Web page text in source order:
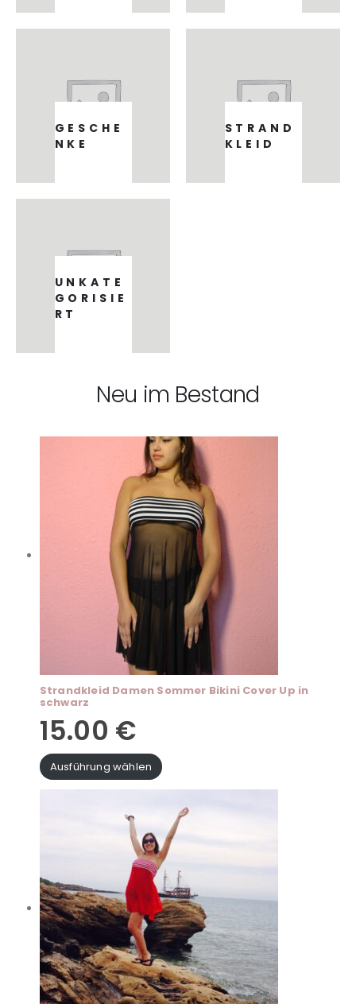
GESCHE
NKE
STRAND
KLEID
UNKATE
GORISIE
RT
Neu im Bestand
Strandkleid Damen Sommer Bikini Cover Up in
schwarz
15.00 €
Ausführung wählen